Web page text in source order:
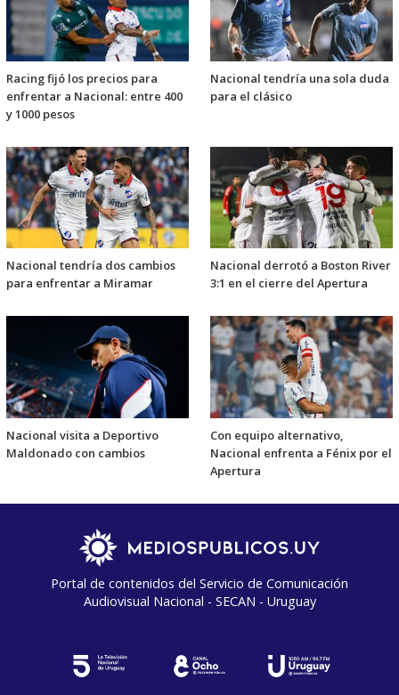
Racing fijó los precios para
enfrentar a Nacional: entre 400
y 1000 pesos
Nacional tendría una sola duda
para el clásico
Nacional tendría dos cambios
para enfrentar a Miramar
Nacional derrotó a Boston River
3:1 en el cierre del Apertura
Nacional visita a Deportivo
Maldonado con cambios
Con equipo alternativo,
Nacional enfrenta a Fénix por el
Apertura
Portal de contenidos del Servicio de Comunicación
Audiovisual Nacional - SECAN - Uruguay